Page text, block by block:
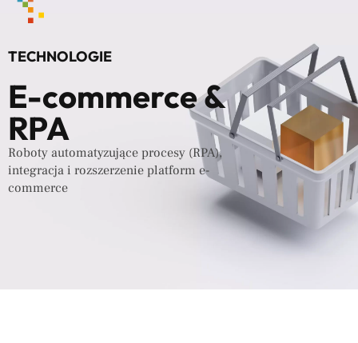
TECHNOLOGIE
E-commerce &
RPA
Roboty automatyzujące procesy (RPA),
integracja i rozszerzenie platform e-
commerce